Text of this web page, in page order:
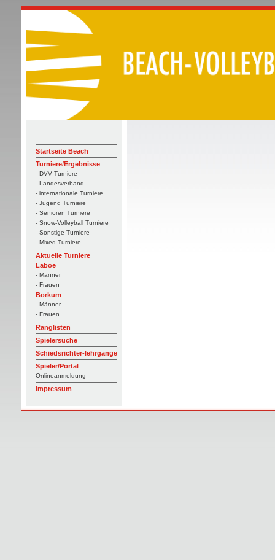
Startseite Beach
Turniere/Ergebnisse
- DVV Turniere
- Landesverband
- internationale Turniere
- Jugend Turniere
- Senioren Turniere
- Snow-Volleyball Turniere
- Sonstige Turniere
- Mixed Turniere
Aktuelle Turniere
Laboe
- Männer
- Frauen
Borkum
- Männer
- Frauen
Ranglisten
Spielersuche
Schiedsrichter-lehrgänge
Spieler/Portal
Onlineanmeldung
Impressum